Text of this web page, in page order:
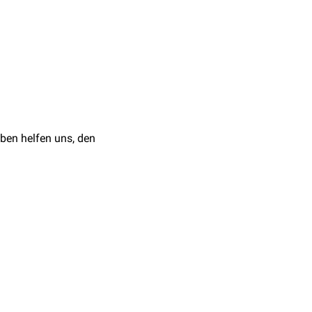
deutlich weniger
helfen uns, den